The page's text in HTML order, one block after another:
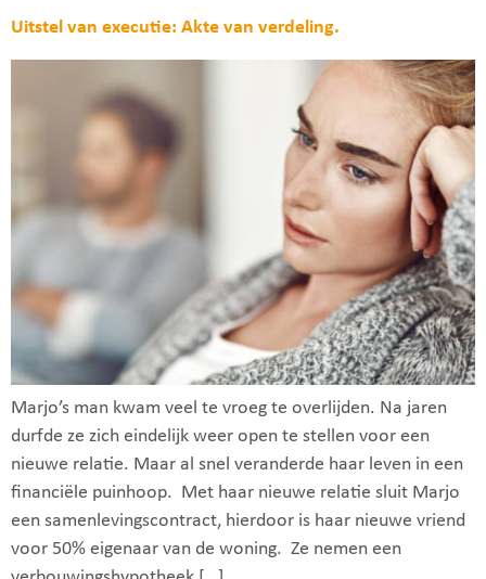
Uitstel van executie: Akte van verdeling.
Marjo’s man kwam veel te vroeg te overlijden. Na jaren
durfde ze zich eindelijk weer open te stellen voor een
nieuwe relatie. Maar al snel veranderde haar leven in een
financiële puinhoop. Met haar nieuwe relatie sluit Marjo
een samenlevingscontract, hierdoor is haar nieuwe vriend
voor 50% eigenaar van de woning. Ze nemen een